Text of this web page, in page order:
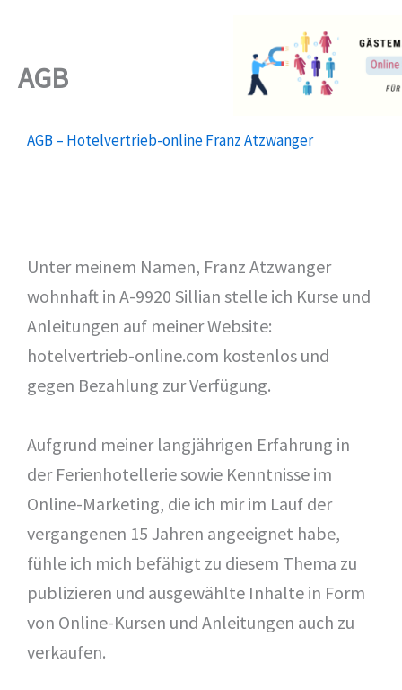
AGB
AGB – Hotelvertrieb-online Franz Atzwanger
Unter meinem Namen, Franz Atzwanger
wohnhaft in A-9920 Sillian stelle ich Kurse und
Anleitungen auf meiner Website:
hotelvertrieb-online.com kostenlos und
gegen Bezahlung zur Verfügung.
Aufgrund meiner langjährigen Erfahrung in
der Ferienhotellerie sowie Kenntnisse im
Online-Marketing, die ich mir im Lauf der
vergangenen 15 Jahren angeeignet habe,
fühle ich mich befähigt zu diesem Thema zu
publizieren und ausgewählte Inhalte in Form
von Online-Kursen und Anleitungen auch zu
verkaufen.